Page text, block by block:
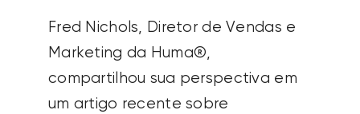
Fred Nichols, Diretor de Vendas e
Marketing da Huma®,
compartilhou sua perspectiva em
um artigo recente sobre